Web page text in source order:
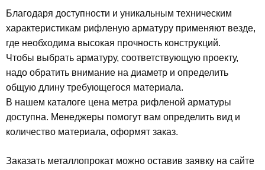
Благодаря доступности и уникальным техническим
характеристикам рифленую арматуру применяют везде,
где необходима высокая прочность конструкций.
Чтобы выбрать арматуру, соответствующую проекту,
надо обратить внимание на диаметр и определить
общую длину требующегося материала.
В нашем каталоге цена метра рифленой арматуры
доступна. Менеджеры помогут вам определить вид и
количество материала, оформят заказ.
Заказать металлопрокат можно оставив заявку на сайте